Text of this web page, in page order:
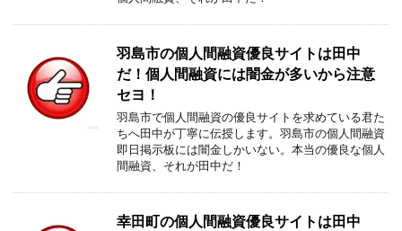
羽島市の個人間融資優良サイトは田中
だ！個人間融資には闇金が多いから注意
セヨ！
羽島市で個人間融資の優良サイトを求めている君た
ちへ田中が丁寧に伝授します。羽島市の個人間融資
即日掲示板には闇金しかいない。本当の優良な個人
間融資、それが田中だ！
幸田町の個人間融資優良サイトは田中